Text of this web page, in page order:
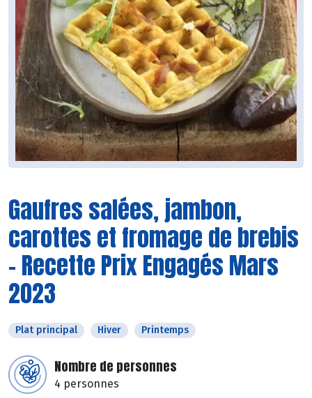
Gaufres salées, jambon,
carottes et fromage de brebis
- Recette Prix Engagés Mars
2023
Plat principal Hiver Printemps
Nombre de personnes
4 personnes